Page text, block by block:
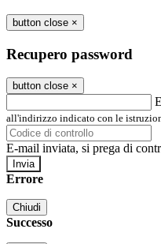
button close ×
Recupero password
button close ×
all'indirizzo indicato con le
E-mail inviata, si prega di
Errore
Chiudi
Successo